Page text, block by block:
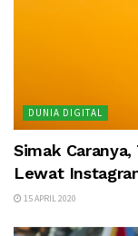
DUNIA DIGITAL
Simak
Lewat
15 APRIL 2020